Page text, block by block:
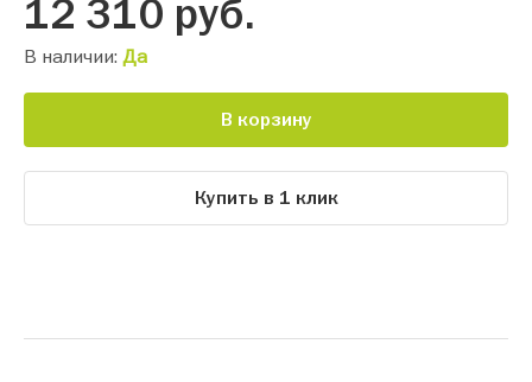
12 310 руб.
В наличии: Да
В корзину
Купить в 1 клик